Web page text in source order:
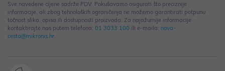
Sve navedene cijene sadrže PDV. Pokušavamo osigurati što preciznije
informacije, ali zbog tehnoloških ograničenja ne možemo garantirati potpunu
točnost slika, opisa ili dostupnosti proizvoda. Za najažurnije informacije
kontaktirajte nas putem telefona: 01 3033 100 ili e-maila: nova-
cesta@mikronis.hr.